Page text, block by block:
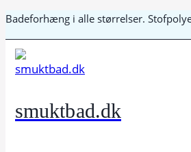
Fortsæt
til
indhold
Badeforhæng i alle størrelser.
smuktbad.dk